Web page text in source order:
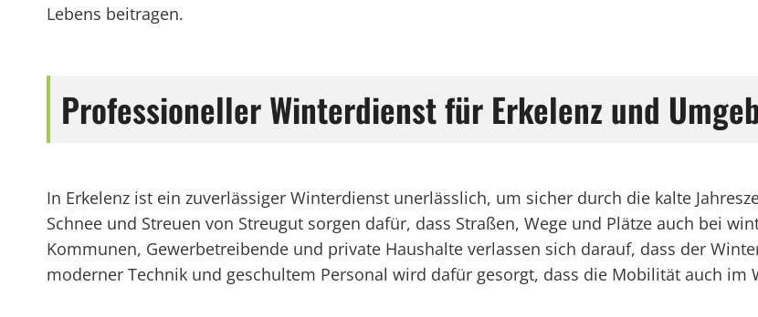
Lebens beitragen.
Professioneller Winterdienst für Erkelenz und
In Erkelenz ist ein zuverlässiger Winterdienst unerlässlich, um sicher durch die kalte
Schnee und Streuen von Streugut sorgen dafür, dass Straßen, Wege und Plätze auch bei
Kommunen, Gewerbetreibende und private Haushalte verlassen sich darauf, dass der
moderner Technik und geschultem Personal wird dafür gesorgt, dass die Mobilität auch im